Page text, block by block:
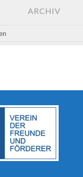
ARCHIV